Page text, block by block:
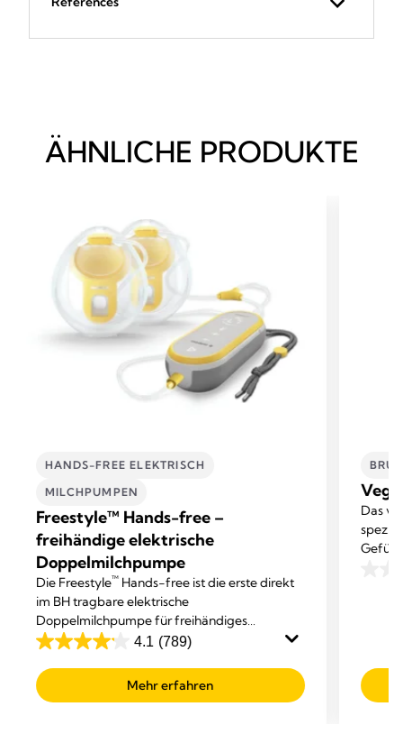
ÄHNLICHE PRODUKTE
HANDS-FREE ELEKTRISCH
MILCHPUMPEN
Freestyle™ Hands-free –
freihändige elektrische
Doppelmilchpumpe
Die Freestyle™ Hands-free ist die erste direkt
im BH tragbare elektrische
Doppelmilchpumpe für freihändiges
Abpumpen von Medela.
4.1 (789)
4.1
von
5
Mehr erfahren
Das
Gefühl